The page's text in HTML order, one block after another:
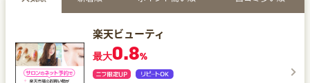
楽天ビューティ
最大0.8%